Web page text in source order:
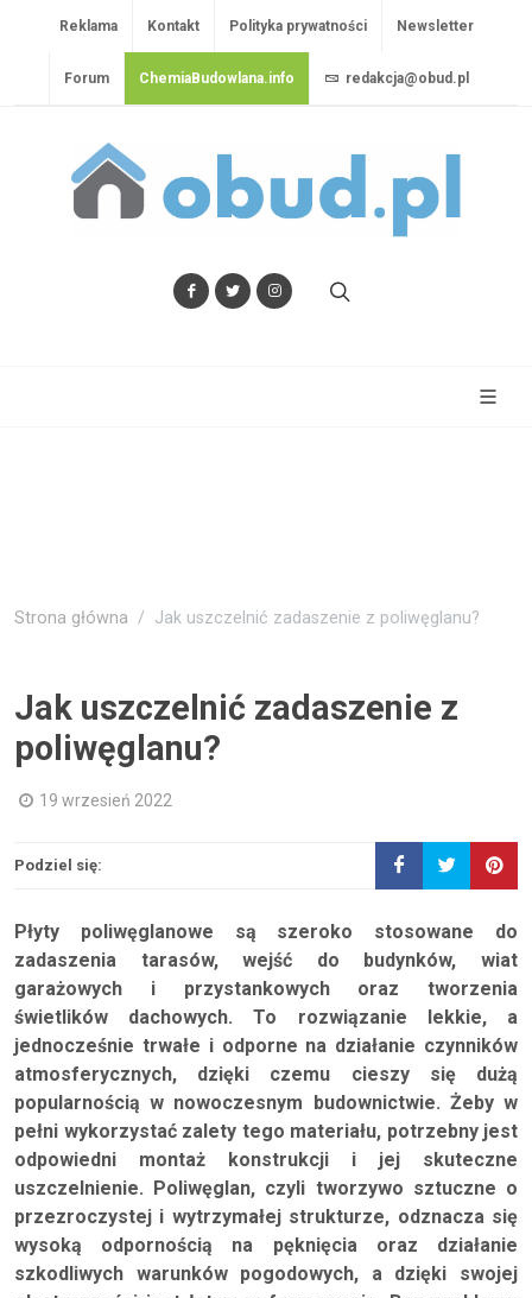
Reklama Kontakt Polityka prywatności Newsletter
Forum ChemiaBudowlana.info redakcja@obud.pl
Strona główna Jak uszczelnić zadaszenie z poliwęglanu?
Jak uszczelnić zadaszenie z
poliwęglanu?
19 wrzesień 2022
Podziel się:
Płyty poliwęglanowe są szeroko stosowane do
zadaszenia tarasów, wejść do budynków, wiat
garażowych i przystankowych oraz tworzenia
świetlików dachowych. To rozwiązanie lekkie, a
jednocześnie trwałe i odporne na działanie czynników
atmosferycznych, dzięki czemu cieszy się dużą
popularnością w nowoczesnym budownictwie. Żeby w
pełni wykorzystać zalety tego materiału, potrzebny jest
odpowiedni montaż konstrukcji i jej skuteczne
uszczelnienie. Poliwęglan, czyli tworzywo sztuczne o
przezroczystej i wytrzymałej strukturze, odznacza się
wysoką odpornością na pęknięcia oraz działanie
szkodliwych warunków pogodowych, a dzięki swojej